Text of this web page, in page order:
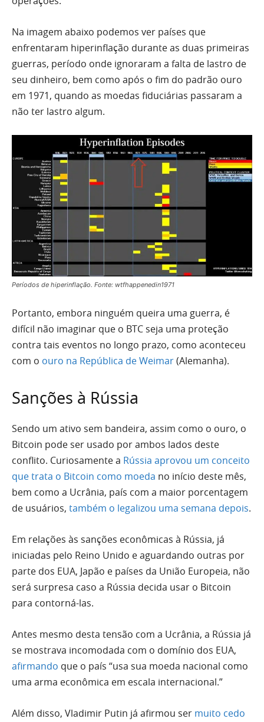
Na imagem abaixo podemos ver países que
enfrentaram hiperinflação durante as duas primeiras
guerras, período onde ignoraram a falta de lastro de
seu dinheiro, bem como após o fim do padrão ouro
em 1971, quando as moedas fiduciárias passaram a
não ter lastro algum.
Períodos de hiperinflação. Fonte: wtfhappenedin1971
Portanto, embora ninguém queira uma guerra, é
difícil não imaginar que o BTC seja uma proteção
contra tais eventos no longo prazo, como aconteceu
com o ouro na República de Weimar(Alemanha).
Sanções à Rússia
Sendo um ativo sem bandeira, assim como o ouro, o
Bitcoin pode ser usado por ambos lados deste
conflito. Curiosamente a Rússia aprovou um conceito
que trata o Bitcoin como moeda no início deste mês,
bem como a Ucrânia, país com a maior porcentagem
de usuários, também o legalizou uma semana depois.
Em relações às sanções econômicas à Rússia, já
iniciadas pelo Reino Unido e aguardando outras por
parte dos EUA, Japão e países da União Europeia, não
será surpresa caso a Rússia decida usar o Bitcoin
para contorná-las.
Antes mesmo desta tensão com a Ucrânia, a Rússia já
se mostrava incomodada com o domínio dos EUA,
afirmando que o país “usa sua moeda nacional como
uma arma econômica em escala internacional.”
Além disso, Vladimir Putin já afirmou ser muito cedo